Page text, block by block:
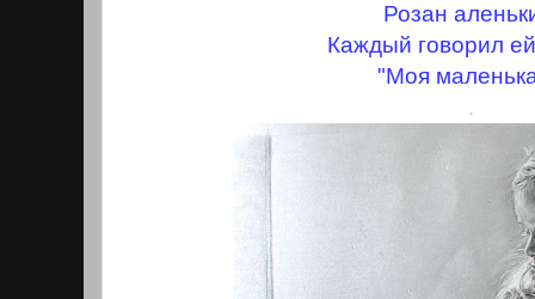
Розан
Каждый говорил
"Моя
.